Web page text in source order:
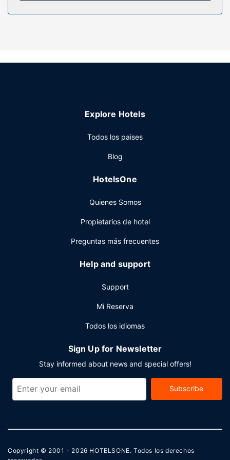
Servicios hotel
paisaje. Encontrarás además conexión a Internet wifi
Come algo en Le Goulu, restaurante con un bar o lounge, o
limitado. Se ofrece un desayuno bufé todos los días de
Tendrás periódicos gratuitos en el vestíbulo, atención
hotel pone a tu disposición 3 salas de reuniones donde
suplemento podrás aprovechar prestaciones como
servicio de transporte al aeropuerto (ida y vuelta)
disponible 24 horas y aparcamiento sin asistencia (de
Explore Hotels
Todos los paises
Blog
HotelsOne
Quienes Somos
Propietarios de hotel
Preguntas más frecuentes
Help and support
Support
Mi Reserva
Todos los idiomas
Sign Up for Newsletter
Stay informed about news and special offers!
Subscribe
Copyright © 2001 - 2026 HOTELSONE. Todos los derechos